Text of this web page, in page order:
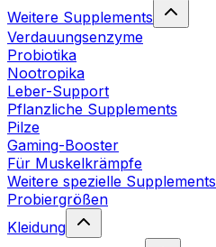
Weitere Supplements
Verdauungsenzyme
Probiotika
Nootropika
Leber-Support
Pflanzliche Supplements
Pilze
Gaming-Booster
Für Muskelkrämpfe
Weitere spezielle Supplements
Probiergrößen
Kleidung